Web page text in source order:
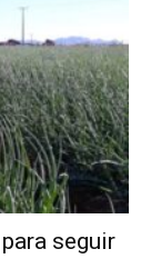
seguir